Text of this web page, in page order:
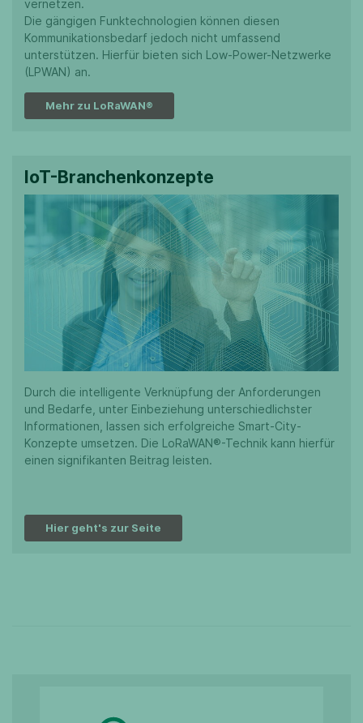
vernetzen.
Die gängigen Funktechnologien können diesen
Kommunikationsbedarf jedoch nicht umfassend
unterstützen. Hierfür bieten sich Low-Power-Netzwerke
(LPWAN) an.
Mehr zu LoRaWAN®
IoT-Branchenkonzepte
Durch die intelligente Verknüpfung der Anforderungen
und Bedarfe, unter Einbeziehung unterschiedlichster
Informationen, lassen sich erfolgreiche Smart-City-
Konzepte umsetzen. Die LoRaWAN®-Technik kann hierfür
einen signifikanten Beitrag leisten.
Hier geht's zur Seite